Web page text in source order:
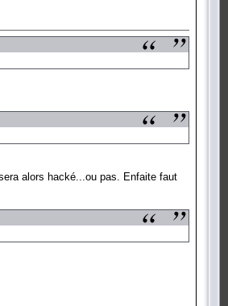
alors hacké...ou pas. Enfaite faut